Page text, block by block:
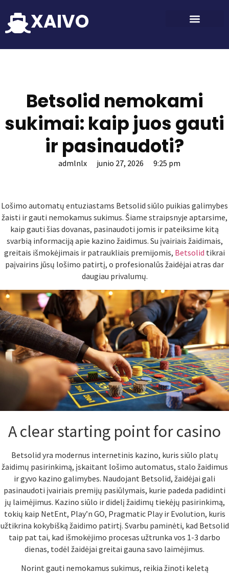
XAIVO
Betsolid nemokami
sukimai: kaip juos gauti
ir pasinaudoti?
admlnlx junio 27, 2026 9:25 pm
Lošimo automatų entuziastams Betsolid siūlo puikias galimybes
žaisti ir gauti nemokamus sukimus. Šiame straipsnyje aptarsime,
kaip gauti šias dovanas, pasinaudoti jomis ir pateiksime kitą
svarbią informaciją apie kazino žaidimus. Su įvairiais žaidimais,
greitais išmokėjimais ir patraukliais premijomis, Betsolid tikrai
paįvairins jūsų lošimo patirtį, o profesionalūs žaidėjai atras dar
daugiau privalumų.
A clear starting point for casino
Betsolid yra modernus internetinis kazino, kuris siūlo platų
žaidimų pasirinkimą, įskaitant lošimo automatus, stalo žaidimus
ir gyvo kazino galimybes. Naudojant Betsolid, žaidėjai gali
pasinaudoti įvairiais premijų pasiūlymais, kurie padeda padidinti
jų laimėjimus. Kazino siūlo ir didelį žaidimų tiekėjų pasirinkimą,
tokių kaip NetEnt, Play’n GO, Pragmatic Play ir Evolution, kuris
užtikrina kokybišką žaidimo patirtį. Svarbu paminėti, kad Betsolid
taip pat tai, kad išmokėjimo procesas užtrunka vos 1-3 darbo
dienas, todėl žaidėjai greitai gauna savo laimėjimus.
Norint gauti nemokamus sukimus, reikia žinoti keletą